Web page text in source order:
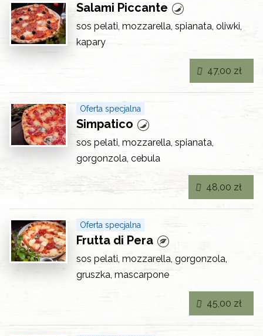
Salami Piccante
sos pelati, mozzarella, spianata, oliwki,
kapary
Oferta specjalna
Simpatico
sos pelati, mozzarella, spianata,
gorgonzola, cebula
Oferta specjalna
Frutta di Pera
sos pelati, mozzarella, gorgonzola,
gruszka, mascarpone